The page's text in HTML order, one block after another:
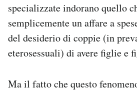
specializzate indorano quello
semplicemente un affare a
del desiderio di coppie (in
eterosessuali) di avere figlie e
Ma il fatto che questo